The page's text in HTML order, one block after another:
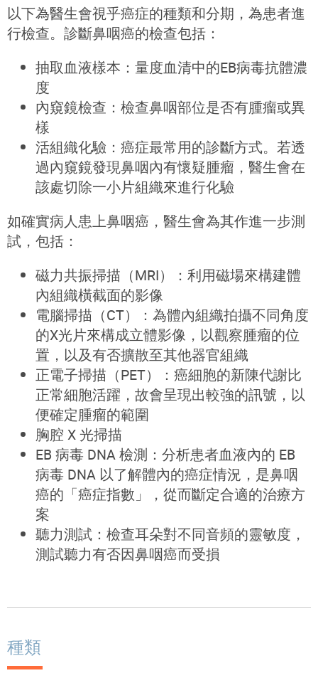
以下為醫生會視乎癌症的種類和分期，為患者進
行檢查。診斷鼻咽癌的檢查包括：
抽取血液樣本：量度血清中的EB病毒抗體濃
度
內窺鏡檢查：檢查鼻咽部位是否有腫瘤或異
樣
活組織化驗： 癌症最常用的診斷方式。若透
過內窺鏡發現鼻咽內有懷疑腫瘤，醫生會在
該處切除一小片組織來進行化驗
如確實病人患上鼻咽癌，醫生會為其作進一步測
試，包括：
磁力共振掃描（MRI）：利用磁場來構建體
內組織橫截面的影像
電腦掃描（CT）： 為體內組織拍攝不同角度
的X光片來構成立體影像，以觀察腫瘤的位
置，以及有否擴散至其他器官組織
正電子掃描（PET）： 癌細胞的新陳代謝比
正常細胞活躍，故會呈現出較強的訊號，以
便確定腫瘤的範圍
胸腔 X 光掃描
EB 病毒 DNA 檢測：分析患者血液內的 EB
病毒 DNA 以了解體內的癌症情況，是鼻咽
癌的「癌症指數」，從而斷定合適的治療方
案
聽力測試：檢查耳朵對不同音頻的靈敏度，
測試聽力有否因鼻咽癌而受損
種類